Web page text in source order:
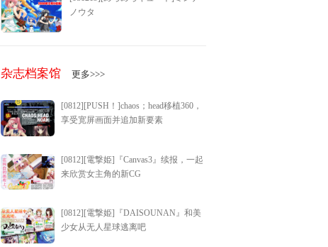
ノウタ
杂志档案馆 更多>>>
[0812][PUSH！]chaos；head移植360，
享受宽屏画面并追加新要素
[0812][電撃姫]『Canvas3』续报，一起
来欣赏女主角的新CG
[0812][電撃姫]『DAISOUNAN』和美
少女从无人星球逃离吧